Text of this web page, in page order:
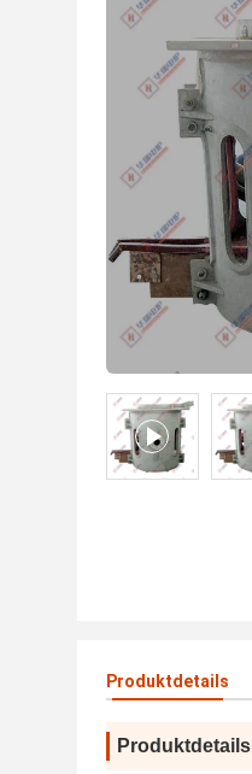
Produktdetails
Produktdetails